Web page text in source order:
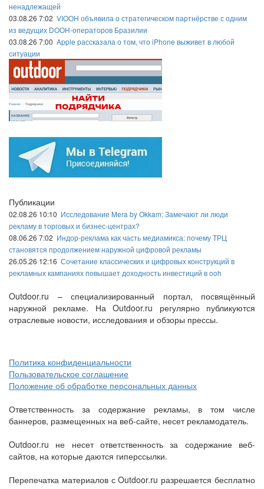
ненадлежащей
03.08.26 7:02 VIOOH объявила о стратегическом партнёрстве с одним
из ведущих DOOH-операторов Бразилии
03.08.26 7:00 Apple рассказала о том, что iPhone выживет в любой
ситуации
Публикации
02.08.26 10:10 Исследование Mera by Okkam: Замечают ли люди
рекламу в торговых и бизнес-центрах?
08.06.26 7:02 Индор-реклама как часть медиамикса: почему ТРЦ
становятся продолжением наружной цифровой рекламы
26.05.26 12:16 Сочетание классических и цифровых конструкций в
рекламных кампаниях повышает доходность инвестиций в ooh
Outdoor.ru – специализированный портал, посвящённый
наружной рекламе. На Outdoor.ru регулярно публикуются
отраслевые новости, исследования и обзоры прессы.
Политика конфиденциальности
Пользовательское соглашение
Положение об обработке персональных данных
Ответственность за содержание рекламы, в том числе
баннеров, размещенных на веб-сайте, несет рекламодатель.
Outdoor.ru не несет ответственность за содержание веб-
сайтов, на которые даются гиперссылки.
Перепечатка материалов с Outdoor.ru разрешается бесплатно